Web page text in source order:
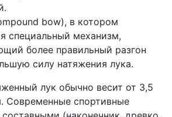
bow), в котором
специальный механизм,
более правильный разгон
силу натяжения лука.
лук обычно весит от 3,5
Современные спортивные